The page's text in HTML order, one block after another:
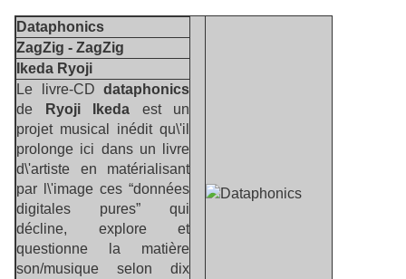
Dataphonics
ZagZig - ZagZig
Ikeda Ryoji
Le livre-CD dataphonics
de
Ryoji Ikeda est un
projet musical inédit qu\'il
prolonge ici dans un livre
d\'artiste en matérialisant
par l\'image ces “données
digitales pures” qui
décline, explore et
questionne la matière
son/musique selon dix